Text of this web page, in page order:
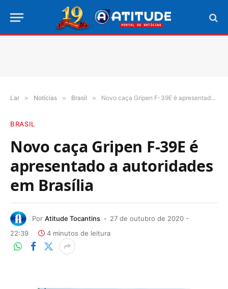
Lar » Notícias » Brasil » Novo caça Gripen F-39E é apresentado a autoridades em Brasília
BRASIL
Novo caça Gripen F-39E é
apresentado a autoridades
em Brasília
Por Atitude Tocantins
27 de outubro de 2020 -
22:39
4 minutos de leitura